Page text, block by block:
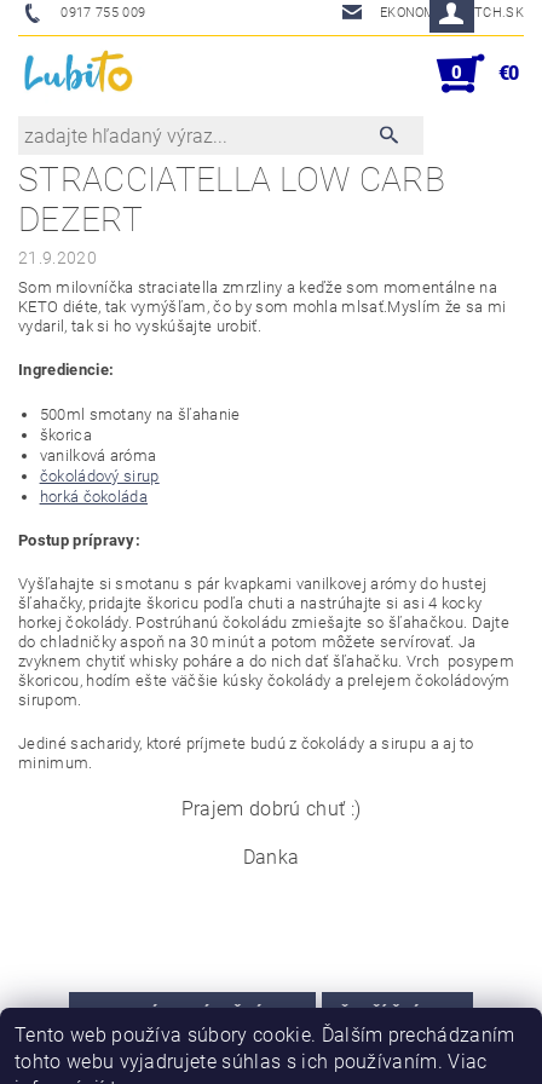
0917 755 009 EKONOM@SKETCH.SK
0 €0
STRACCIATELLA LOW CARB
DEZERT
21.9.2020
Som milovníčka straciatella zmrzliny a keďže som momentálne na
KETO diéte, tak vymýšľam, čo by som mohla mlsať.Myslím že sa mi
vydaril, tak si ho vyskúšajte urobiť.
Ingrediencie:
500ml smotany na šľahanie
škorica
vanilková aróma
čokoládový sirup
horká čokoláda
Postup prípravy:
Vyšľahajte si smotanu s pár kvapkami vanilkovej arómy do hustej
šľahačky, pridajte škoricu podľa chuti a nastrúhajte si asi 4 kocky
horkej čokolády. Postrúhanú čokoládu zmiešajte so šľahačkou. Dajte
do chladničky aspoň na 30 minút a potom môžete servírovať. Ja
zvyknem chytiť whisky poháre a do nich dať šľahačku. Vrch posypem
škoricou, hodím ešte väčšie kúsky čokolády a prelejem čokoládovým
sirupom.
Jediné sacharidy, ktoré príjmete budú z čokolády a sirupu a aj to
minimum.
Prajem dobrú chuť :)
Danka
PREDCHÁDZAJÚCI ČLÁNOK ĎALŠÍ ČLÁNOK
Tento web používa súbory cookie. Ďalším prechádzaním
tohto webu vyjadrujete súhlas s ich používaním. Viac